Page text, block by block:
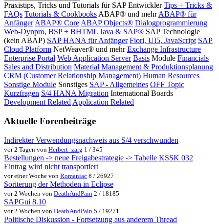
Praxistips, Tricks und Tutorials für SAP Entwickler Tips + Tricks &
FAQs Tutorials & CookbooksABAP® und mehrABAP® für
AnfängerABAP® CoreABAP Objects® Dialogprogrammierung
Web-Dynpro, BSP + BHTML Java & SAP® SAP Technologie
(kein ABAP) SAP HANA für Anfänger Fiori, UI5, JavaScript SAP
Cloud Platform NetWeaver® und mehr Exchange Infrastructure
Enterprise Portal Web Application Server Basis Module Financials
Sales and Distribution Material Management & Produktionsplanung
CRM (Customer Relationship Management) Human Resources
Sonstige Module Sonstiges SAP - Allgemeines OFF Topic
Kurzfragen S/4 HANA Migration International Boards
Development RelatedApplication Related
Aktuelle Forenbeiträge
Indirekter Verwendungsnachweis aus S/4 verschwunden
vor 2 Tagen von Herbert_zarg 1 / 345
Bestellungen -> neue Freigabestrategie -> Tabelle KSSK 032
Eintrag wird nicht transportiert
vor einer Woche von Romaniac 8 / 26927
Soriterung der Methoden in Eclipse
vor 2 Wochen von DeathAndPain 2 / 18185
SAPGui 8.10
vor 2 Wochen von DeathAndPain 5 / 19271
Politische Diskussion - Fortsetzung aus anderem Thread